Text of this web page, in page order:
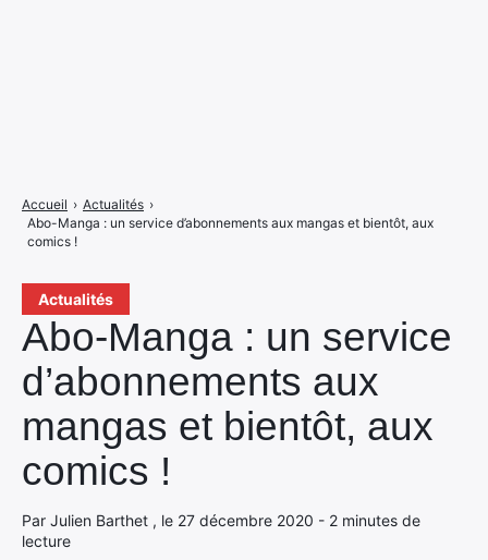
Actualités
Abo-Manga : un service
d’abonnements aux
mangas et bientôt, aux
comics !
Par Julien Barthet , le 27 décembre 2020 - 2 minutes de
lecture
Accueil › Actualités ›
Abo-Manga : un service d’abonnements aux mangas et bientôt, aux
comics !